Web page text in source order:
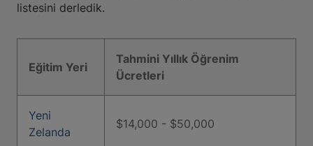
listesini derledik.
Eğitim Yeri
Tahmini Yıllık Öğrenim
Ücretleri
Yeni
Zelanda
$14,000 - $50,000